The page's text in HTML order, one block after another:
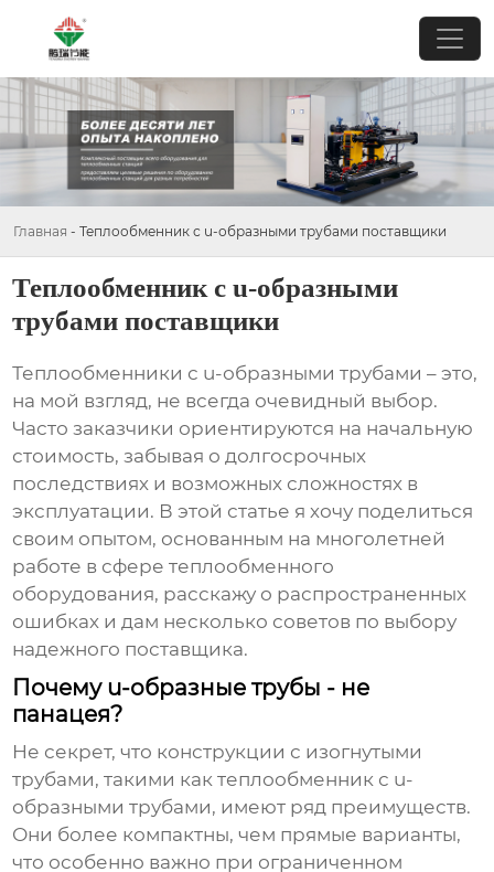
Главная - Теплообменник с u-образными трубами поставщики
Теплообменник с u-образными
трубами поставщики
Теплообменники с u-образными трубами – это,
на мой взгляд, не всегда очевидный выбор.
Часто заказчики ориентируются на начальную
стоимость, забывая о долгосрочных
последствиях и возможных сложностях в
эксплуатации. В этой статье я хочу поделиться
своим опытом, основанным на многолетней
работе в сфере теплообменного
оборудования, расскажу о распространенных
ошибках и дам несколько советов по выбору
надежного поставщика.
Почему u-образные трубы - не
панацея?
Не секрет, что конструкции с изогнутыми
трубами, такими кактеплообменник с u-
образными трубами, имеют ряд преимуществ.
Они более компактны, чем прямые варианты,
что особенно важно при ограниченном